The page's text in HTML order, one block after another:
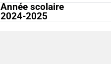
Année scolaire
2024-2025